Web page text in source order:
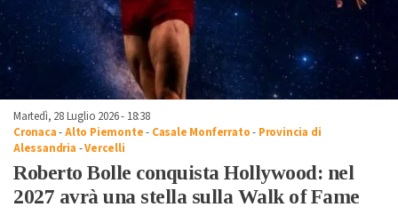
Martedì, 28 Luglio 2026 - 18:38
Cronaca-Alto Piemonte- Casale Monferrato- Provincia di
Alessandria -Vercelli
Roberto Bolle conquista Hollywood: nel
2027 avrà una stella sulla Walk of Fame